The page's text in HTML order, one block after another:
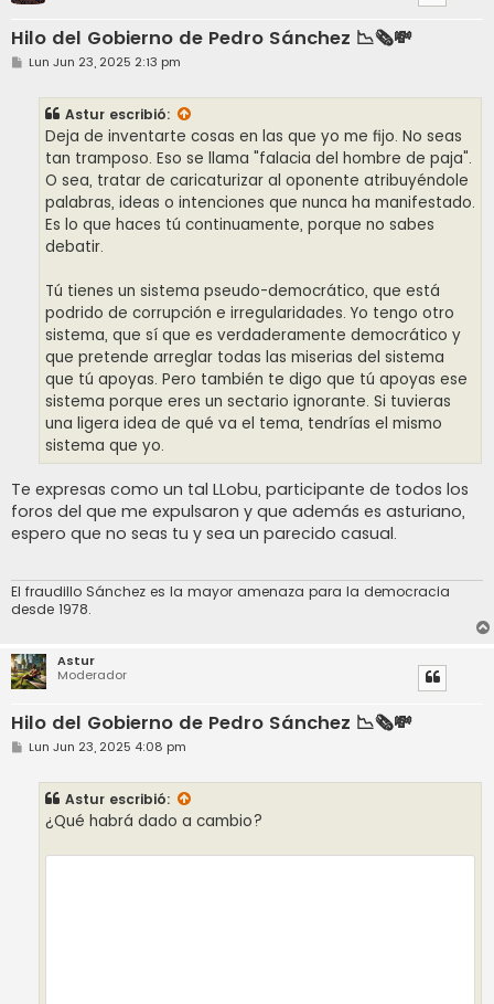
Hilo del Gobierno de Pedro Sánchez 📉🗞️💸
MLun Jun 23, 2025 2:13 pm
Astur escribió:
Deja de inventarte cosas en las que yo me fijo. No seas
tan tramposo. Eso se llama "falacia del hombre de paja".
O sea, tratar de caricaturizar al oponente atribuyéndole
palabras, ideas o intenciones que nunca ha manifestado.
Es lo que haces tú continuamente, porque no sabes
debatir.
Tú tienes un sistema pseudo-democrático, que está
podrido de corrupción e irregularidades. Yo tengo otro
sistema, que sí que es verdaderamente democrático y
que pretende arreglar todas las miserias del sistema
que tú apoyas. Pero también te digo que tú apoyas ese
sistema porque eres un sectario ignorante. Si tuvieras
una ligera idea de qué va el tema, tendrías el mismo
sistema que yo.
Te expresas como un tal LLobu, participante de todos los
foros del que me expulsaron y que además es asturiano,
espero que no seas tu y sea un parecido casual.
El fraudillo Sánchez es la mayor amenaza para la democracia
desde 1978.
Astur
Moderador
Hilo del Gobierno de Pedro Sánchez 📉🗞️💸
MLun Jun 23, 2025 4:08 pm
Astur escribió:
¿Qué habrá dado a cambio?